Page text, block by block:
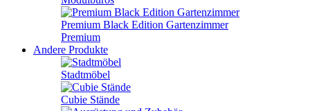
Premium Black Edition Gartenzimmer
Premium
Andere Produkte
Stadtmöbel
Cubie Stände